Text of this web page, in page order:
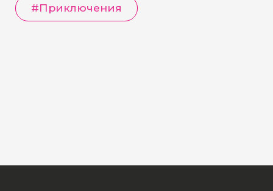
#Приключения